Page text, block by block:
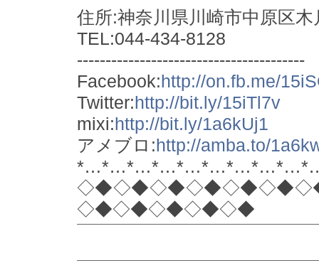
住所:神奈川県川崎市中原区木
TEL:044-434-8128
----------------------------------------
Facebook: http://on.fb.me/
Twitter: http://bit.ly/15iTl7v
mixi: http://bit.ly/1a6kUj1
アメブロ: http://amba.to/
◇◆◇◆◇◆◇◆◇◆